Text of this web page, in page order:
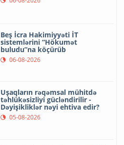
Beş İcra Hakimiyyəti İT
sistemlərini “Hökumət
buludu”na köçürüb
06-08-2026
Uşaqların rəqəmsal mühitdə
təhlükəsizliyi gücləndirilir -
Dəyişikliklər nəyi ehtiva edir?
05-08-2026